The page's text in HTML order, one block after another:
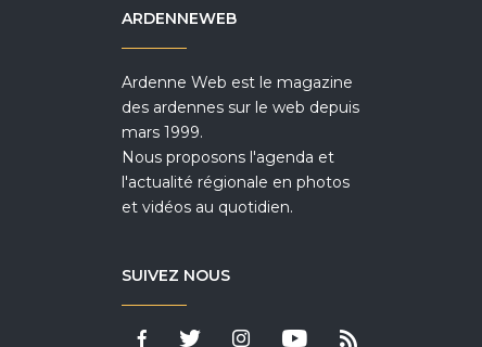
ARDENNEWEB
Ardenne Web est le magazine
des ardennes sur le web depuis
mars 1999.
Nous proposons l'agenda et
l'actualité régionale en photos
et vidéos au quotidien.
SUIVEZ NOUS